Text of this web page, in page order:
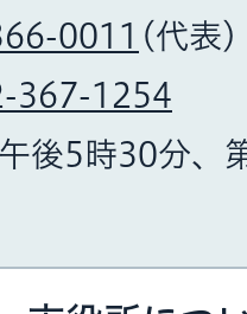
0011 (代表)
367-1254
後5時30分、